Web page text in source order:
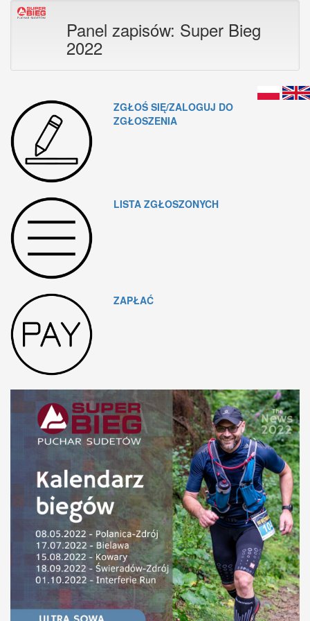
Panel zapisów: Super Bieg
2022
ZGŁOŚ SIĘ/ZALOGUJ DO
ZGŁOSZENIA
LISTA ZGŁOSZONYCH
ZAPŁAĆ